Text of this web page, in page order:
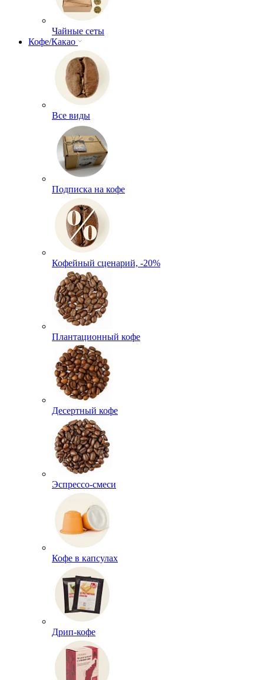
Чайные сеты
Кофе/Какао
Все виды
Подписка на кофе
Кофейный сценарий, -20%
Плантационный кофе
Десертный кофе
Эспрессо-смеси
Кофе в капсулах
Дрип-кофе